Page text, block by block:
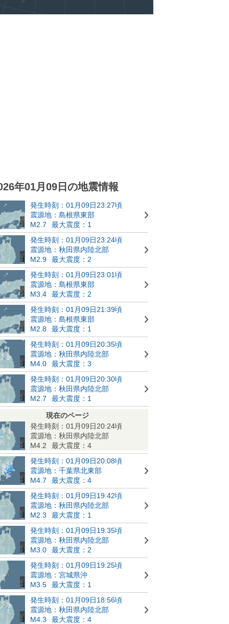
年01月09日の地震情報
発生時刻：01月09日23:27頃
震源地：島根県東部
M2.7
最大震度：1
発生時刻：01月09日23:24頃
震源地：秋田県内陸北部
M2.9
最大震度：2
発生時刻：01月09日23:01頃
震源地：島根県東部
M3.4
最大震度：2
発生時刻：01月09日21:39頃
震源地：島根県東部
M2.8
最大震度：1
発生時刻：01月09日20:35頃
震源地：秋田県内陸北部
M4.0
最大震度：3
発生時刻：01月09日20:30頃
震源地：秋田県内陸北部
M2.7
最大震度：1
現在のページ
発生時刻：01月09日20:24頃
震源地：秋田県内陸北部
M4.2
最大震度：4
発生時刻：01月09日20:08頃
震源地：千葉県北東部
M4.7
最大震度：4
発生時刻：01月09日19:42頃
震源地：秋田県内陸北部
M2.3
最大震度：1
発生時刻：01月09日19:35頃
震源地：秋田県内陸北部
M3.0
最大震度：2
発生時刻：01月09日19:25頃
震源地：宮城県沖
M3.5
最大震度：1
発生時刻：01月09日18:56頃
震源地：秋田県内陸北部
M4.3
最大震度：4